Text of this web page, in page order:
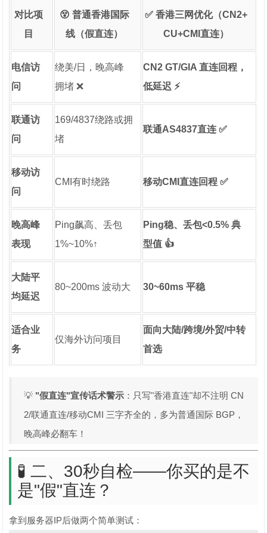
对比项
目
😵 普通香港国际
线（假直连）
✅ 香港三网优化（CN2+
CU+CMI直连）
电信访
问
绕美/日，晚高峰
拥堵 ❌
CN2 GT/GIA 直连回程，
低延迟 ⚡
联通访
问
169/4837绕路或拥
堵
联通AS4837直连 ✅
移动访
问
CMI有时绕路 移动CMI直连回程 ✅
晚高峰
表现
Ping飙高、丢包
1%~10%↑
Ping稳、丢包<0.5% 典
型值 👍
大陆平
均延迟
80~200ms 波动大 30~60ms 平稳
适合业
务
仅海外访问项目
面向大陆/跨境/外贸/中转
首选
💡 "假直连"宣传话术警示 ：只写"香港直连"却不注明 CN
2/联通直连/移动CMI 三字齐全的，多为普通国际 BGP，
晚高峰必翻车！
🧪 二、30秒自检——你买的是不
是"假"直连？
拿到服务器IP后做两个简单测试：